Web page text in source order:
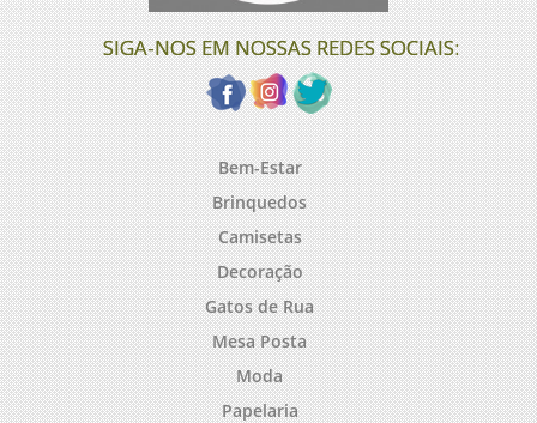
SIGA-NOS EM NOSSAS REDES SOCIAIS:
Bem-Estar
Brinquedos
Camisetas
Decoração
Gatos de Rua
Mesa Posta
Moda
Papelaria